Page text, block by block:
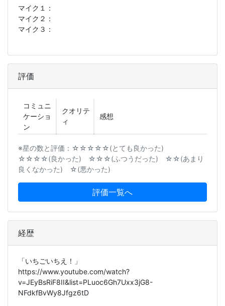
マイク１：
マイク２：
マイク３：
評価
コミュニ
ケーショ
ン
クオリテ
ィ
感想
※星の数と評価：☆☆☆☆☆(とても良かった)
☆☆☆☆(良かった) ☆☆☆(ふつうだった) ☆☆(あまり
良くなかった) ☆(悪かった)
評価一覧へ
経歴
「いちごいちえ！」
https://www.youtube.com/watch?
v=JEyBsRiF8II&list=PLuoc6Gh7Uxx3jG8-
NFdkfBvWy8Jfgz6tD